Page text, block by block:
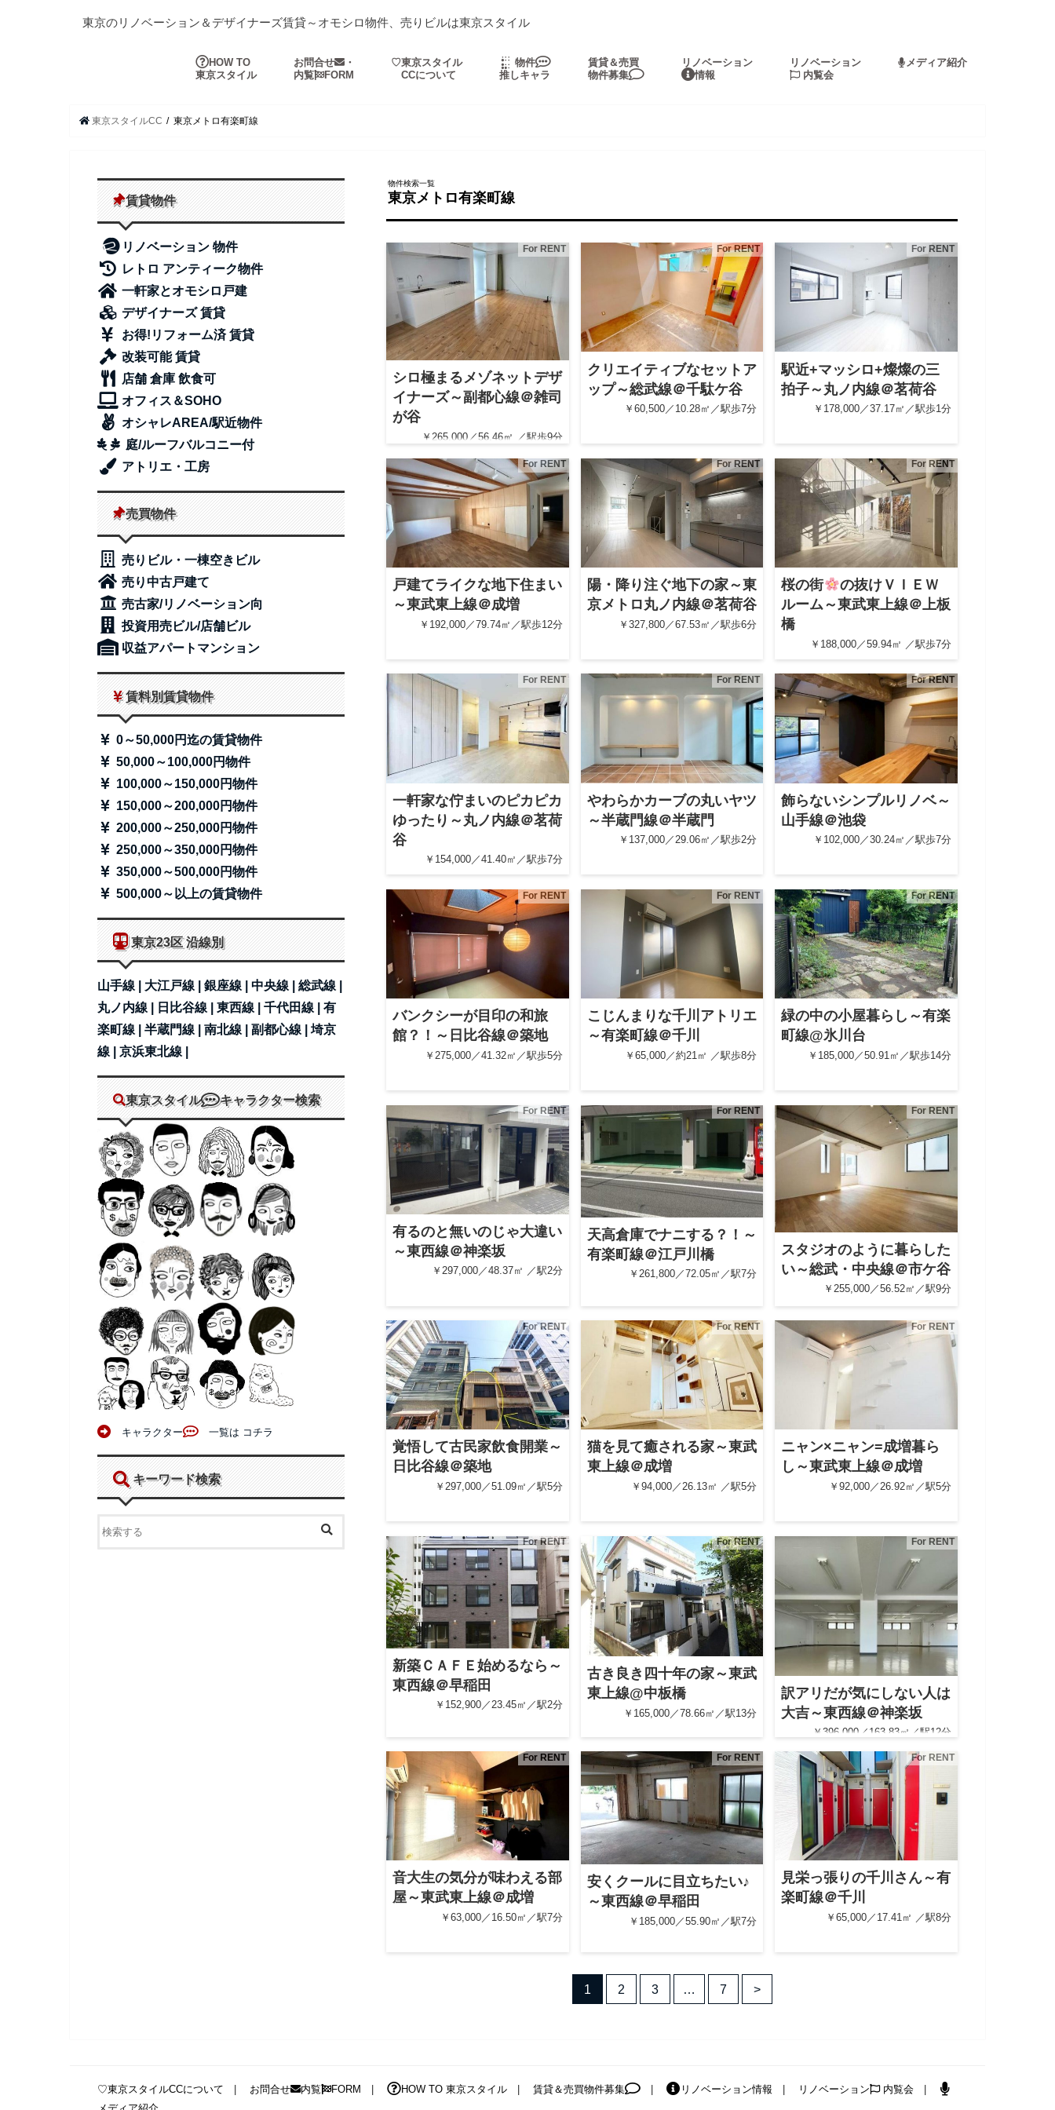
東京のリノベーション＆デザイナーズ賃貸～オモシロ物件、売りビルは東京スタイル
HOW TO
東京スタイル
お問合せ
・
内覧
FORM
♡東京スタイル
CCについて
物件
推しキャラ
賃貸＆売買
物件募集
リノベーション
情報
リノベーション
内覧会
メディア紹介
東京スタイルCC 東京メトロ有楽町線
物件検索一覧
東京メトロ有楽町線
For RENT
シロ極まるメゾネットデザ
イナーズ～副都心線＠雑司
が谷
￥265,000／56.46㎡ ／駅歩9分
For RENT
クリエイティブなセットア
ップ～総武線＠千駄ケ谷
￥60,500／10.28㎡／駅歩7分
For RENT
駅近+マッシロ+燦燦の三
拍子～丸ノ内線＠茗荷谷
￥178,000／37.17㎡／駅歩1分
For RENT
戸建てライクな地下住まい
～東武東上線＠成増
￥192,000／79.74㎡／駅歩12分
For RENT
陽・降り注ぐ地下の家～東
京メトロ丸ノ内線＠茗荷谷
￥327,800／67.53㎡／駅歩6分
For RENT
桜の街
の抜けＶＩＥＷ
ルーム～東武東上線＠上板
橋
￥188,000／59.94㎡ ／駅歩7分
For RENT
一軒家な佇まいのピカピカ
ゆったり～丸ノ内線＠茗荷
谷
￥154,000／41.40㎡／駅歩7分
For RENT
やわらかカーブの丸いヤツ
～半蔵門線＠半蔵門
￥137,000／29.06㎡／駅歩2分
For RENT
飾らないシンプルリノベ～
山手線＠池袋
￥102,000／30.24㎡／駅歩7分
For RENT
バンクシーが目印の和旅
館？！～日比谷線＠築地
￥275,000／41.32㎡／駅歩5分
For RENT
こじんまりな千川アトリエ
～有楽町線＠千川
￥65,000／約21㎡ ／駅歩8分
For RENT
緑の中の小屋暮らし～有楽
町線@氷川台
￥185,000／50.91㎡／駅歩14分
For RENT
有るのと無いのじゃ大違い
～東西線＠神楽坂
￥297,000／48.37㎡ ／駅2分
For RENT
天高倉庫でナニする？！～
有楽町線＠江戸川橋
￥261,800／72.05㎡／駅7分
For RENT
スタジオのように暮らした
い～総武・中央線＠市ケ谷
￥255,000／56.52㎡／駅9分
For RENT
覚悟して古民家飲食開業～
日比谷線＠築地
￥297,000／51.09㎡／駅5分
For RENT
猫を見て癒される家～東武
東上線＠成増
￥94,000／26.13㎡ ／駅5分
For RENT
ニャン×ニャン=成増暮ら
し～東武東上線＠成増
￥92,000／26.92㎡／駅5分
For RENT
新築ＣＡＦＥ始めるなら～
東西線＠早稲田
￥152,900／23.45㎡／駅2分
For RENT
古き良き四十年の家～東武
東上線@中板橋
￥165,000／78.66㎡／駅13分
For RENT
訳アリだが気にしない人は
大吉～東西線＠神楽坂
￥396,000／163.83㎡／駅12分
For RENT
音大生の気分が味わえる部
屋～東武東上線＠成増
￥63,000／16.50㎡／駅7分
For RENT
安くクールに目立ちたい♪
～東西線＠早稲田
￥185,000／55.90㎡／駅7分
For RENT
見栄っ張りの千川さん～有
楽町線＠千川
￥65,000／17.41㎡ ／駅8分
1 2 3 … 7 >
賃貸物件
リノベーション 物件
レトロ アンティーク物件
一軒家とオモシロ戸建
デザイナーズ 賃貸
お得!リフォーム済 賃貸
改装可能 賃貸
店舗 倉庫 飲食可
オフィス＆SOHO
オシャレAREA/駅近物件
庭/ルーフバルコニー付
アトリエ・工房
売買物件
売りビル・一棟空きビル
売り中古戸建て
売古家/リノベーション向
投資用売ビル/店舗ビル
収益アパートマンション
賃料別賃貸物件
0～50,000円迄の賃貸物件
50,000～100,000円物件
100,000～150,000円物件
150,000～200,000円物件
200,000～250,000円物件
250,000～350,000円物件
350,000～500,000円物件
500,000～以上の賃貸物件
東京23区 沿線別
山手線 | 大江戸線 | 銀座線 | 中央線 | 総武線 |
丸ノ内線 |
日比谷線 | 東西線 | 千代田線 | 有
楽町線 | 半蔵門線 | 南北線 | 副都心線 | 埼京
線 | 京浜東北線 |
東京スタイル キャラクター検索
キャラクター 一覧は コチラ
キーワード検索
♡東京スタイルCCについて お問合せ 内覧 FORM HOW TO 東京スタイル 賃貸＆売買物件募集 リノベーション情報 リノベーション
内覧会